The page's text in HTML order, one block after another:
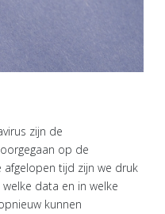
zijn de
op de
tijd zijn we druk
data en in welke
kunnen